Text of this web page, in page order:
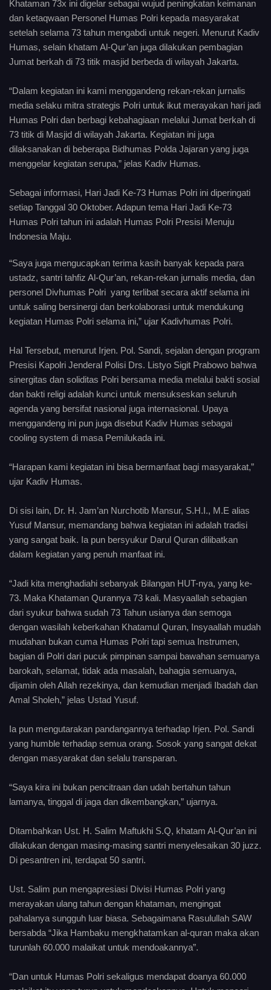
Khataman 73x ini digelar sebagai wujud peningkatan keimanan
dan ketaqwaan Personel Humas Polri kepada masyarakat
setelah selama 73 tahun mengabdi untuk negeri. Menurut Kadiv
Humas, selain khatam Al-Qur’an juga dilakukan pembagian
Jumat berkah di 73 titik masjid berbeda di wilayah Jakarta.
“Dalam kegiatan ini kami menggandeng rekan-rekan jurnalis
media selaku mitra strategis Polri untuk ikut merayakan hari jadi
Humas Polri dan berbagi kebahagiaan melalui Jumat berkah di
73 titik di Masjid di wilayah Jakarta. Kegiatan ini juga
dilaksanakan di beberapa Bidhumas Polda Jajaran yang juga
menggelar kegiatan serupa,” jelas Kadiv Humas.
Sebagai informasi, Hari Jadi Ke-73 Humas Polri ini diperingati
setiap Tanggal 30 Oktober. Adapun tema Hari Jadi Ke-73
Humas Polri tahun ini adalah Humas Polri Presisi Menuju
Indonesia Maju.
“Saya juga mengucapkan terima kasih banyak kepada para
ustadz, santri tahfiz Al-Qur’an, rekan-rekan jurnalis media, dan
personel Divhumas Polri yang terlibat secara aktif selama ini
untuk saling bersinergi dan berkolaborasi untuk mendukung
kegiatan Humas Polri selama ini,” ujar Kadivhumas Polri.
Hal Tersebut, menurut Irjen. Pol. Sandi, sejalan dengan program
Presisi Kapolri Jenderal Polisi Drs. Listyo Sigit Prabowo bahwa
sinergitas dan soliditas Polri bersama media melalui bakti sosial
dan bakti religi adalah kunci untuk mensukseskan seluruh
agenda yang bersifat nasional juga internasional. Upaya
menggandeng ini pun juga disebut Kadiv Humas sebagai
cooling system di masa Pemilukada ini.
“Harapan kami kegiatan ini bisa bermanfaat bagi masyarakat,”
ujar Kadiv Humas.
Di sisi lain, Dr. H. Jam’an Nurchotib Mansur, S.H.I., M.E alias
Yusuf Mansur, memandang bahwa kegiatan ini adalah tradisi
yang sangat baik. Ia pun bersyukur Darul Quran dilibatkan
dalam kegiatan yang penuh manfaat ini.
“Jadi kita menghadiahi sebanyak Bilangan HUT-nya, yang ke-
73. Maka Khataman Qurannya 73 kali. Masyaallah sebagian
dari syukur bahwa sudah 73 Tahun usianya dan semoga
dengan wasilah keberkahan Khatamul Quran, Insyaallah mudah
mudahan bukan cuma Humas Polri tapi semua Instrumen,
bagian di Polri dari pucuk pimpinan sampai bawahan semuanya
barokah, selamat, tidak ada masalah, bahagia semuanya,
dijamin oleh Allah rezekinya, dan kemudian menjadi Ibadah dan
Amal Sholeh,” jelas Ustad Yusuf.
Ia pun mengutarakan pandangannya terhadap Irjen. Pol. Sandi
yang humble terhadap semua orang. Sosok yang sangat dekat
dengan masyarakat dan selalu transparan.
“Saya kira ini bukan pencitraan dan udah bertahun tahun
lamanya, tinggal di jaga dan dikembangkan,” ujarnya.
Ditambahkan Ust. H. Salim Maftukhi S.Q, khatam Al-Qur’an ini
dilakukan dengan masing-masing santri menyelesaikan 30 juzz.
Di pesantren ini, terdapat 50 santri.
Ust. Salim pun mengapresiasi Divisi Humas Polri yang
merayakan ulang tahun dengan khataman, mengingat
pahalanya sungguh luar biasa. Sebagaimana Rasulullah SAW
bersabda “Jika Hambaku mengkhatamkan al-quran maka akan
turunlah 60.000 malaikat untuk mendoakannya”.
“Dan untuk Humas Polri sekaligus mendapat doanya 60.000